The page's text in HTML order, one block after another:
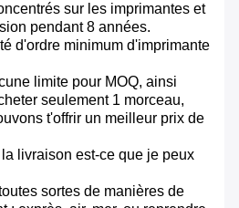
sur les imprimantes et
pendant 8 années.
d'ordre minimum d'imprimante
limite pour MOQ, ainsi
seulement 1 morceau,
t'offrir un meilleur prix de
livraison est-ce que je peux
sortes de manières de